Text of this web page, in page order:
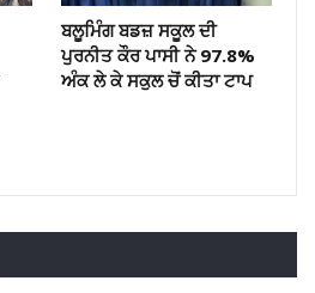
ਬਲੂਮਿੰਗ ਬਡਜ਼ ਸਕੂਲ ਦੀ
ਪੁਰਨੀਤ ਕੌਰ ਪਾਸੀ ਨੇ 97.8%
ਅੰਕ ਲੇ ਕੇ ਸਕੁਲ ਚੋਂ ਕੀਤਾ ਟਾਪ